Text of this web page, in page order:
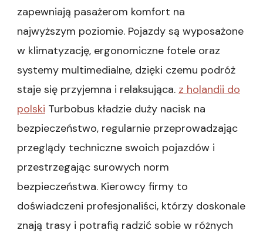
zapewniają pasażerom komfort na
najwyższym poziomie. Pojazdy są wyposażone
w klimatyzację, ergonomiczne fotele oraz
systemy multimedialne, dzięki czemu podróż
staje się przyjemna i relaksująca. z holandii do
polski Turbobus kładzie duży nacisk na
bezpieczeństwo, regularnie przeprowadzając
przeglądy techniczne swoich pojazdów i
przestrzegając surowych norm
bezpieczeństwa. Kierowcy firmy to
doświadczeni profesjonaliści, którzy doskonale
znają trasy i potrafią radzić sobie w różnych